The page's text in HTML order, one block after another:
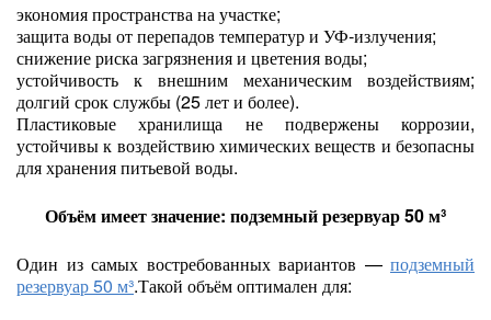
экономия пространства на участке;
защита воды от перепадов температур и УФ‑излучения;
снижение риска загрязнения и цветения воды;
устойчивость к внешним механическим воздействиям;
долгий срок службы (25 лет и более).
Пластиковые хранилища не подвержены коррозии,
устойчивы к воздействию химических веществ и безопасны
для хранения питьевой воды.
Объём имеет значение: подземный резервуар 50 м³
Один из самых востребованных вариантов — подземный
резервуар 50 м³.Такой объём оптимален для: